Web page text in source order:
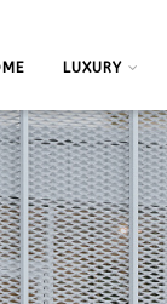
LUXURY